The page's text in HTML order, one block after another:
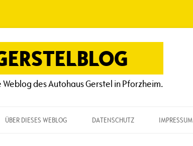
des Autohaus Gerstel in Pforzheim.
ÜBER DIESES WEBLOG DATENSCHUTZ IMPRESSUM